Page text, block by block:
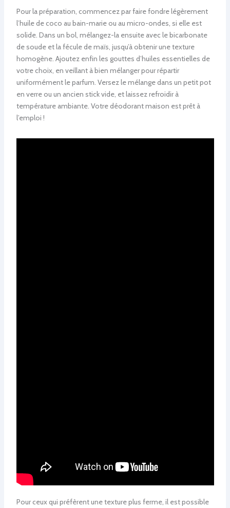
Pour la préparation, commencez par faire fondre légèrement
l’huile de coco au bain-marie ou au micro-ondes, si elle est
solide. Dans un bol, mélangez-la ensuite avec le bicarbonate
de soude et la fécule de maïs, jusqu’à obtenir une texture
homogène. Ajoutez enfin les gouttes d’huiles essentielles de
votre choix, en veillant à bien mélanger pour répartir
uniformément le parfum. Versez le mélange dans un petit pot
en verre ou un ancien stick vide, et laissez refroidir à
température ambiante. Votre déodorant maison est prêt à
l’emploi !
Pour ceux qui préfèrent une texture plus ferme, il est possible